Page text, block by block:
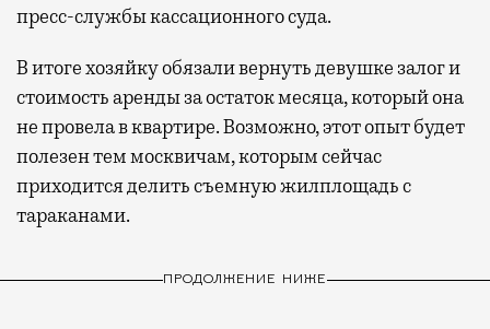
пресс-службы кассационного суда.
В итоге хозяйку обязали вернуть девушке залог и
стоимость аренды за остаток месяца, который она
не провела в квартире. Возможно, этот опыт будет
полезен тем москвичам, которым сейчас
приходится делить съемную жилплощадь с
тараканами.
ПРОДОЛЖЕНИЕ НИЖЕ